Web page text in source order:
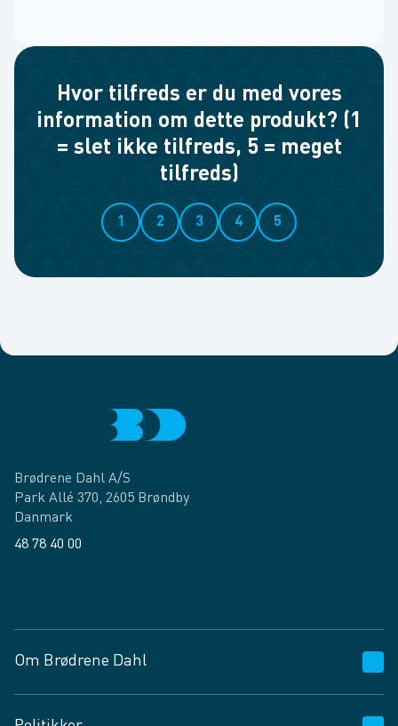
Hvor tilfreds er du med vores
information om dette produkt? (1
= slet ikke tilfreds, 5 = meget
tilfreds)
1 2 3 4 5
Brødrene Dahl A/S
Park Allé 370, 2605 Brøndby
Danmark
48 78 40 00
Om Brødrene Dahl